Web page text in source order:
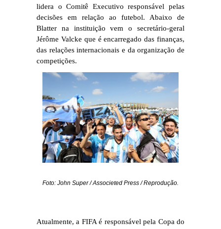
lidera o Comitê Executivo responsável pelas
decisões em relação ao futebol. Abaixo de
Blatter na instituição vem o secretário-geral
Jérôme Valcke que é encarregado das finanças,
das relações internacionais e da organização de
competições.
Foto: John Super / Associeted Press / Reprodução.
Atualmente, a FIFA é responsável pela Copa do